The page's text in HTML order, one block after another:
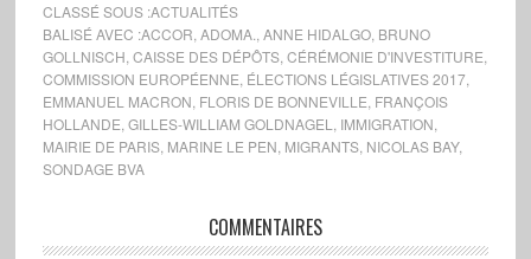
CLASSÉ SOUS :ACTUALITÉS
BALISÉ AVEC :ACCOR ADOMA. ANNE HIDALGO, BRUNO
GOLLNISCH CAISSE DES DÉPÔTS, CÉRÉMONIE D'INVESTITURE
COMMISSION EUROPÉENNE ÉLECTIONS LÉGISLATIVES 2017,
EMMANUEL MACRON FLORIS DE BONNEVILLE FRANÇOIS
HOLLANDE GILLES-WILLIAM GOLDNAGEL IMMIGRATION
MAIRIE DE PARIS, MARINE LE PEN MIGRANTS, NICOLAS BAY,
SONDAGE BVA
COMMENTAIRES